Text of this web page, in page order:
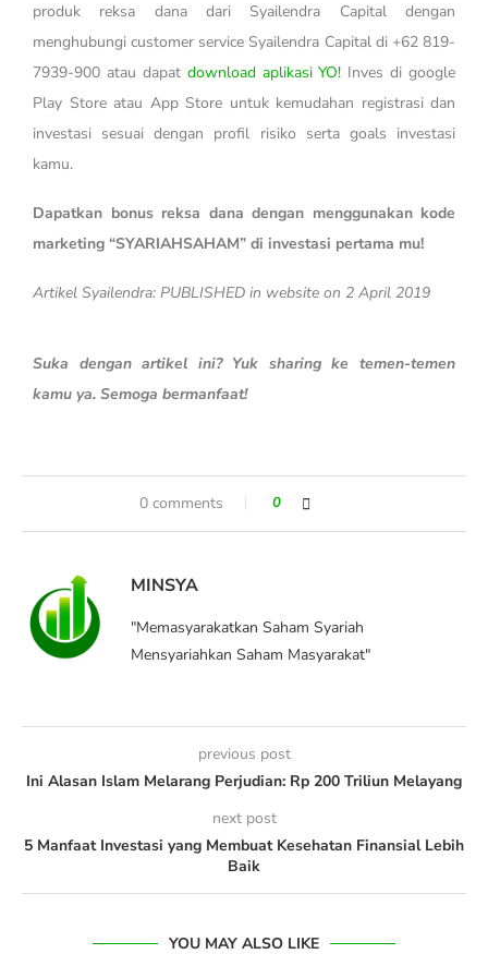
produk reksa dana dari Syailendra Capital dengan
menghubungi customer service Syailendra Capital di +62 819-
7939-900 atau dapat download aplikasi YO! Inves di google
Play Store atau App Store untuk kemudahan registrasi dan
investasi sesuai dengan profil risiko serta goals investasi
kamu.
Dapatkan bonus reksa dana dengan menggunakan kode
marketing “SYARIAHSAHAM” di investasi pertama mu!
Artikel Syailendra: PUBLISHED in website on 2 April 2019
Suka dengan artikel ini? Yuk sharing ke temen-temen
kamu ya. Semoga bermanfaat!
0 comments 0
MINSYA
"Memasyarakatkan Saham Syariah
Mensyariahkan Saham Masyarakat"
previous post
Ini Alasan Islam Melarang Perjudian: Rp 200 Triliun Melayang
next post
5 Manfaat Investasi yang Membuat Kesehatan Finansial Lebih
Baik
YOU MAY ALSO LIKE